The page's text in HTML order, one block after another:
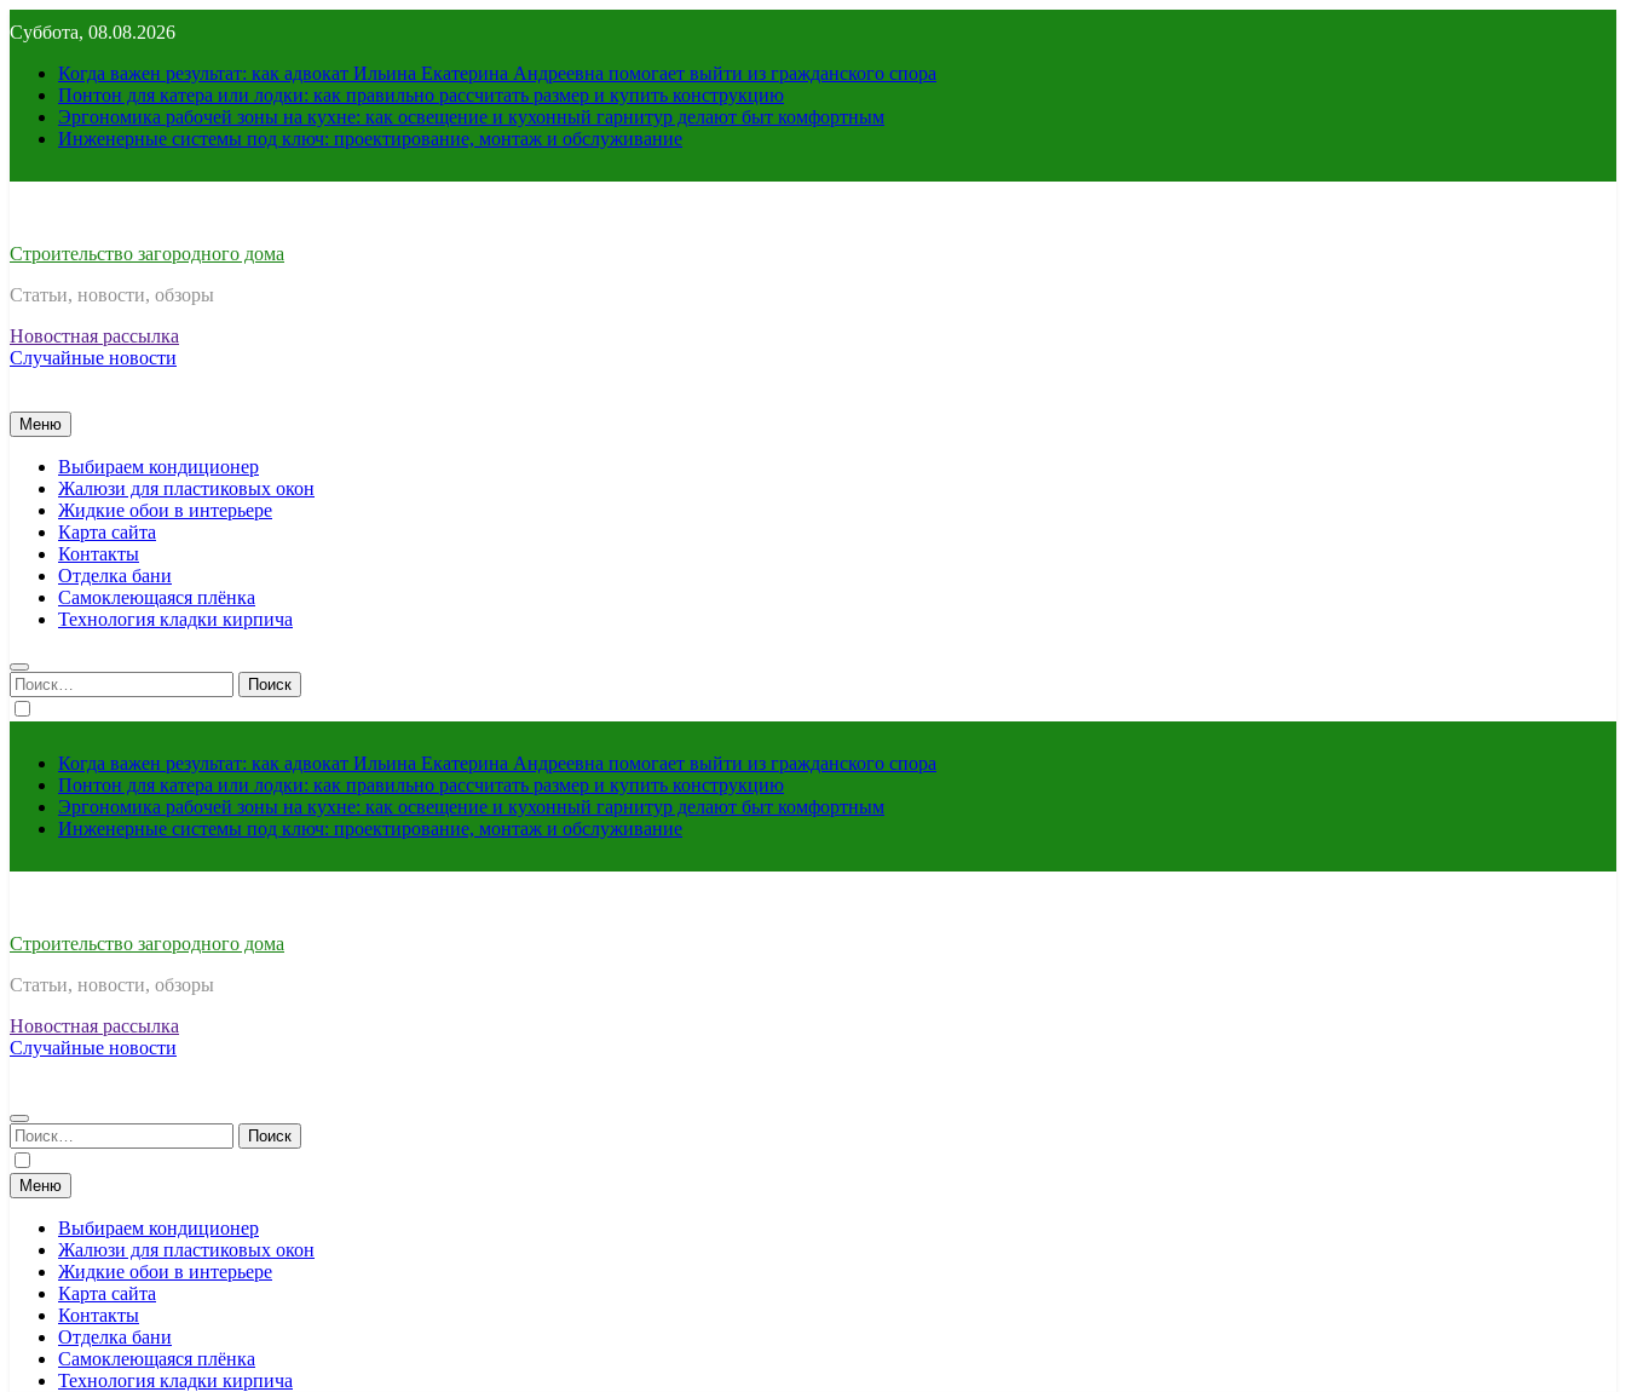
к
содержимому
Суббота, 08.08.2026
Когда важен результат: как адвокат Ильина Екатерина Андреевна помогает выйти из гражданского спора
Понтон для катера или лодки: как правильно рассчитать размер и купить конструкцию
Эргономика рабочей зоны на кухне: как освещение и кухонный гарнитур делают быт комфортным
Инженерные системы под ключ: проектирование, монтаж и обслуживание
Строительство загородного дома
Статьи, новости, обзоры
Новостная рассылка
Случайные новости
Меню
Выбираем кондиционер
Жалюзи для пластиковых окон
Жидкие обои в интерьере
Карта сайта
Контакты
Отделка бани
Самоклеющаяся плёнка
Технология кладки кирпича
Найти:
Когда важен результат: как адвокат Ильина Екатерина Андреевна помогает выйти из гражданского спора
Понтон для катера или лодки: как правильно рассчитать размер и купить конструкцию
Эргономика рабочей зоны на кухне: как освещение и кухонный гарнитур делают быт комфортным
Инженерные системы под ключ: проектирование, монтаж и обслуживание
Строительство загородного дома
Статьи, новости, обзоры
Новостная рассылка
Случайные новости
Найти:
Меню
Выбираем кондиционер
Жалюзи для пластиковых окон
Жидкие обои в интерьере
Карта сайта
Контакты
Отделка бани
Самоклеющаяся плёнка
Технология кладки кирпича